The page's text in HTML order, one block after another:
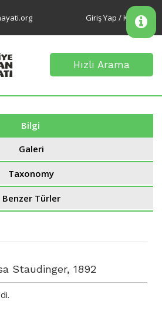
Giriş Yap / Kayıt Ol
Hızlı Arama
Bilgi
Galeri
Taxonomy
Benzer Türler
Staudinger, 1892